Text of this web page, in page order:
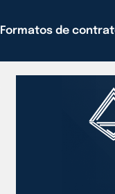
Formatos de